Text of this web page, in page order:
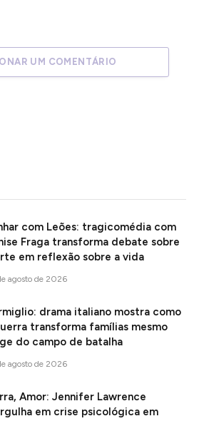
UM COMENTÁRIO
com Leões: tragicomédia com
Fraga transforma debate sobre
em reflexão sobre a vida
agosto de 2026
drama italiano mostra como
transforma famílias mesmo
do campo de batalha
agosto de 2026
Amor: Jennifer Lawrence
em crise psicológica em